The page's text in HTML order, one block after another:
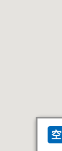
空